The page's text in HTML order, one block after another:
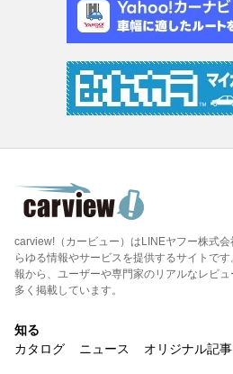
carview!（カービュー）はLINEヤフー株式
らゆる情報やサービスを提供するサイトで
報から、ユーザーや専門家のリアルなレビ
多く掲載しています。
知る
カタログ
ニュース オリジナル記事